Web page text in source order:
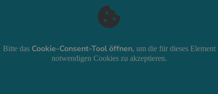
Bitte das Cookie-Consent-Tool öffnen, um die für dieses Element
notwendigen Cookies zu akzeptieren.